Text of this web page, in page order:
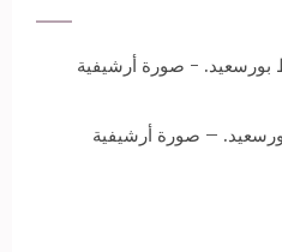
– صورة أرشيفية